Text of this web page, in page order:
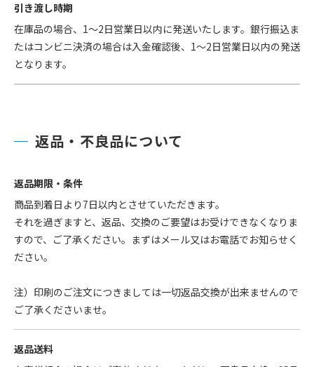
引き渡し時期
在庫品の場合、1～2日営業日以内に発送いたします。銀行振込ま
たはコンビニ決済の場合は入金確認後、1～2日営業日以内の発送
となります。
返品・不良品について
返品期限・条件
商品到着日より7日以内とさせていただきます。
それを過ぎますと、返品、交換のご要望はお受けできなくなりま
すので、ご了承ください。まずはメール又はお電話でお知らせく
ださい。
注）印刷のご注文につきましては一切返品交換が出来ませんので
ご了承くださいませ。
返品送料